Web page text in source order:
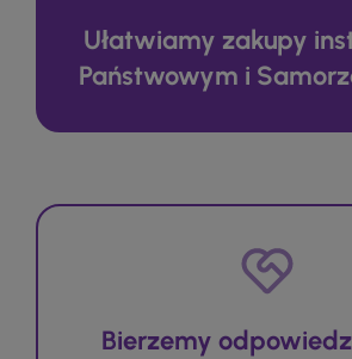
Ułatwiamy zakupy
Państwowym i
Bierzemy